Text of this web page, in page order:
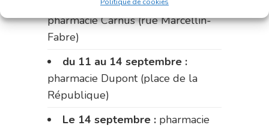
du 4 au 11 septembre :
pharmacie Carnus (rue Marcellin-
Fabre)
du 11 au 14 septembre :
pharmacie Dupont (place de la
République)
Le 14 septembre : pharmacie